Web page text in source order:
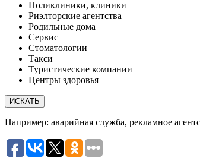
Поликлиники, клиники
Риэлторские агентства
Родильные дома
Сервис
Стоматологии
Такси
Туристические компании
Центры здоровья
Например: аварийная служба, рекламное